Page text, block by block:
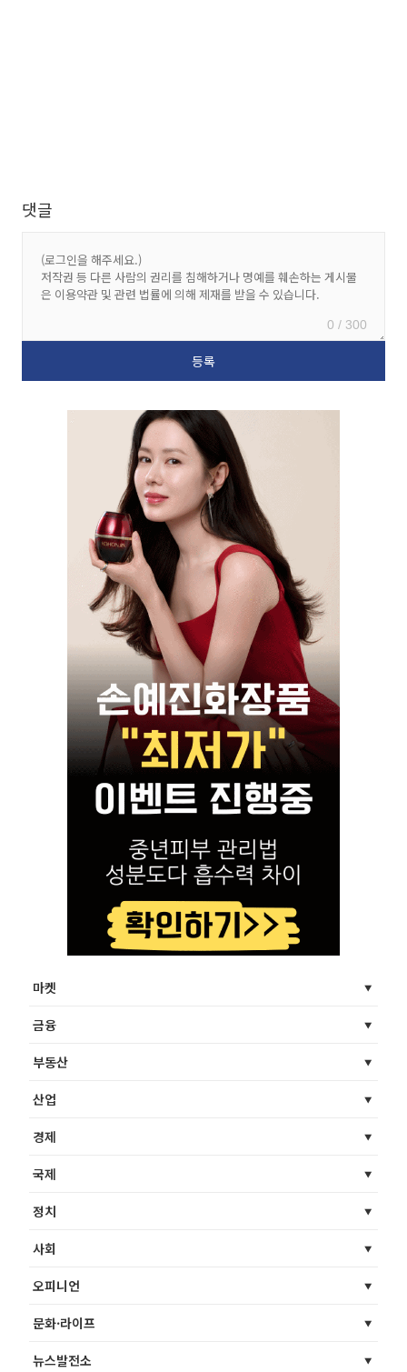
댓글
0 / 300
마켓
금융
부동산
산업
경제
국제
정치
사회
오피니언
문화·라이프
뉴스발전소